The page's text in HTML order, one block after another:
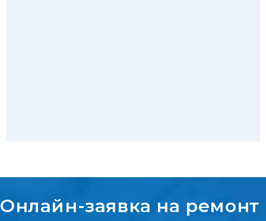
Онлайн-заявка на ремонт